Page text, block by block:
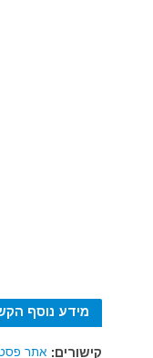
מידע נוסף
קישורים: אתר